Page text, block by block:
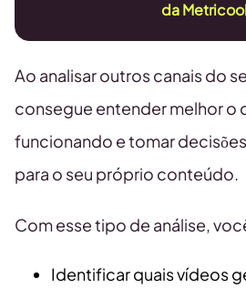
da Metricool
Ao analisar outros canais do
consegue entender melhor o
funcionando e tomar
para o seu próprio conteúdo.
Com esse tipo de análise,
Identificar quais vídeos